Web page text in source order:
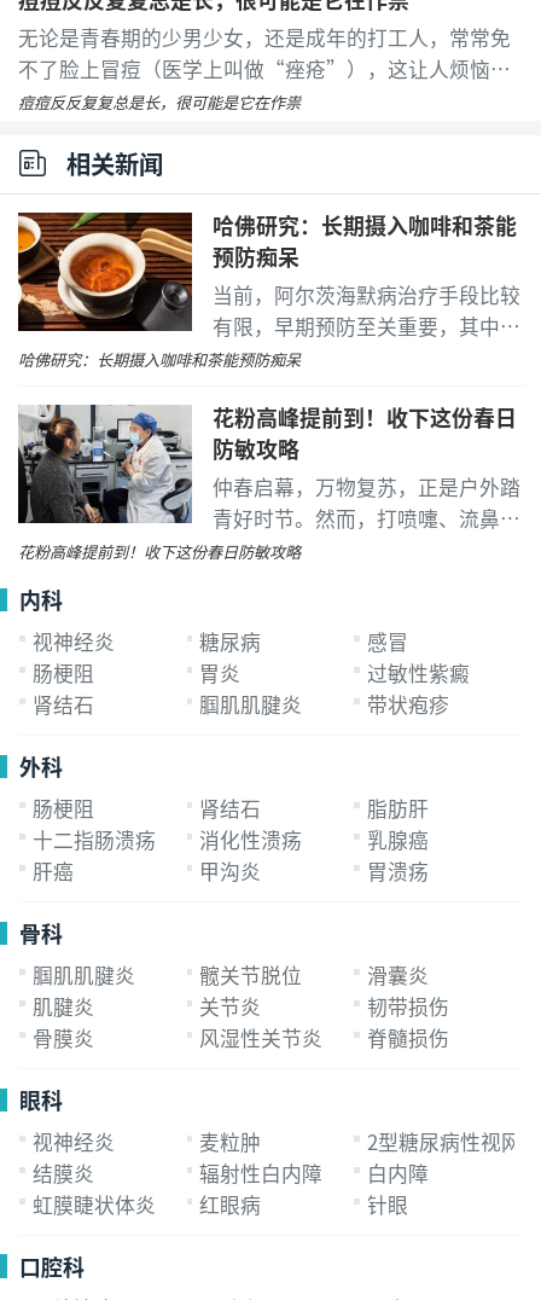
无论是青春期的少男少女，还是成年的打工人，常常免
不了脸上冒痘（医学上叫做“痤疮”），这让人烦恼不
已。市场上充斥着各种声称能够快速祛痘的产品，其中
痘痘反反复复总是长，很可能是它在作祟
相关新闻
哈佛研究：长期摄入咖啡和茶能
预防痴呆
当前，阿尔茨海默病治疗手段比较
有限，早期预防至关重要，其中饮
食作为可干预的风险指标受到广泛
哈佛研究：长期摄入咖啡和茶能预防痴呆
花粉高峰提前到！收下这份春日
防敏攻略
仲春启幕，万物复苏，正是户外踏
青好时节。然而，打喷嚏、流鼻
涕、眼睛痒、皮肤红、咳嗽喘不上
花粉高峰提前到！收下这份春日防敏攻略
内科
视神经炎 糖尿病
感冒
肠梗阻
胃炎
过敏性紫癜
肾结石
腘肌肌腱炎 带状疱疹
外科
肠梗阻 肾结石
脂肪肝
十二指肠溃疡
消化性溃疡
乳腺癌
肝癌
甲沟炎 胃溃疡
骨科
腘肌肌腱炎 髋关节脱位
滑囊炎
肌腱炎
关节炎
韧带损伤
骨膜炎
风湿性关节炎 脊髓损伤
眼科
视神经炎 麦粒肿
2型糖尿病性视网
结膜炎
辐射性白内障
白内障
虹膜睫状体炎
红眼病 针眼
口腔科